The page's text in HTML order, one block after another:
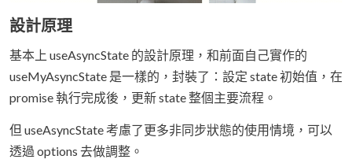
設計原理
基本上 useAsyncState 的設計原理，和前面自己實作的
useMyAsyncState 是一樣的，封裝了：設定 state 初始值，在
promise 執行完成後，更新 state 整個主要流程。
但 useAsyncState 考慮了更多非同步狀態的使用情境，可以
透過 options 去做調整。